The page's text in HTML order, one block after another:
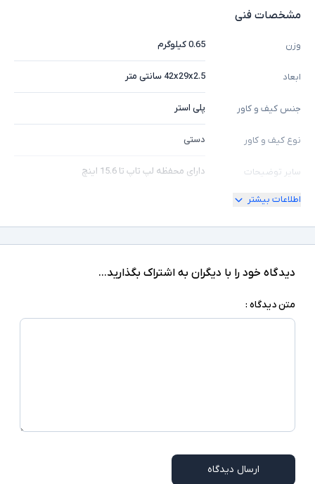
مشخصات فنی
وزن 0.65 کیلوگرم
ابعاد 42x29x2.5 سانتی متر
جنس کیف و کاور پلی استر
نوع کیف و کاور دستی
سایر توضیحات دارای محفظه لپ تاپ تا 15.6 اینچ
اطلاعات بیشتر
دیدگاه خود را با دیگران به اشتراک بگذارید...
متن دیدگاه :
ارسال دیدگاه